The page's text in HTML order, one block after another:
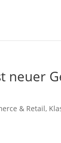
neuer
& Retail,